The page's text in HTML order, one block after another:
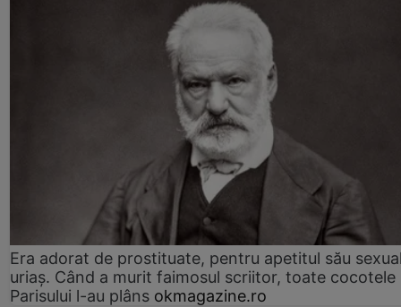
Era adorat de prostituate, pentru apetitul său
uriaș. Când a murit faimosul scriitor, toate cocotele
Parisului l-au plâns okmagazine.ro